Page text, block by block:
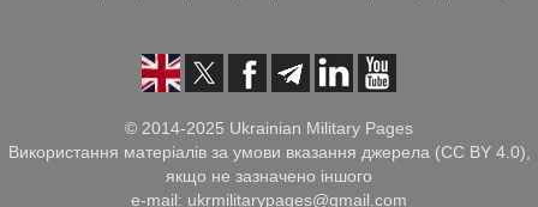
© 2014-2025 Ukrainian Military Pages
Використання матеріалів за умови вказання джерела (CC BY 4.0),
якщо не зазначено іншого
e-mail: ukrmilitarypages@gmail.com